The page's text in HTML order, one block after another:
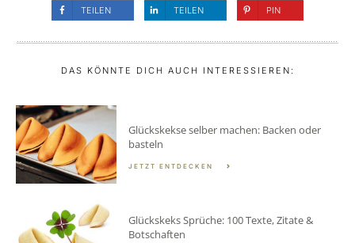
TEILEN TEILEN PIN
DAS KÖNNTE DICH AUCH INTERESSIEREN:
Glückskekse selber machen: Backen oder
basteln
JETZT ENTDECKEN
Glückskeks Sprüche: 100 Texte, Zitate &
Botschaften